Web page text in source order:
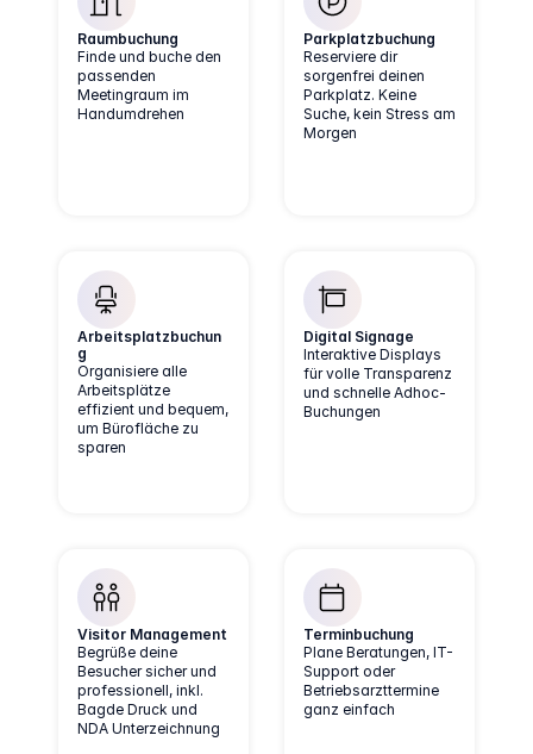
Raumbuchung
Finde und buche den
passenden
Meetingraum im
Handumdrehen
Parkplatzbuchung
Reserviere dir
sorgenfrei deinen
Parkplatz. Keine
Suche, kein Stress am
Morgen
Arbeitsplatzbuchun
g
Organisiere alle
Arbeitsplätze
effizient und bequem,
um Bürofläche zu
sparen
Digital Signage
Interaktive Displays
für volle Transparenz
und schnelle Adhoc-
Buchungen
Visitor Management
Begrüße deine
Besucher sicher und
professionell, inkl.
Bagde Druck und
NDA Unterzeichnung
Terminbuchung
Plane Beratungen, IT-
Support oder
Betriebsarzttermine
ganz einfach